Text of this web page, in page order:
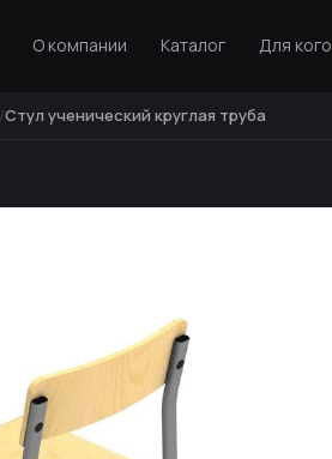
О компании Каталог Для кого
Стул ученический круглая труба